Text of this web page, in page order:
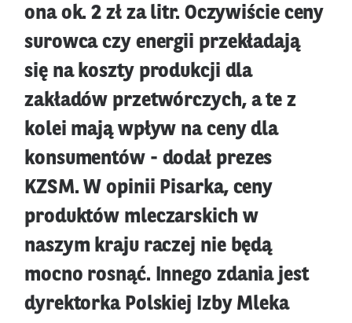
ona ok. 2 zł za litr. Oczywiście ceny
surowca czy energii przekładają
się na koszty produkcji dla
zakładów przetwórczych, a te z
kolei mają wpływ na ceny dla
konsumentów - dodał prezes
KZSM. W opinii Pisarka, ceny
produktów mleczarskich w
naszym kraju raczej nie będą
mocno rosnąć. Innego zdania jest
dyrektorka Polskiej Izby Mleka